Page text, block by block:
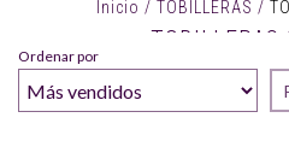
Inicio / TOBILLERAS /
Ordenar por